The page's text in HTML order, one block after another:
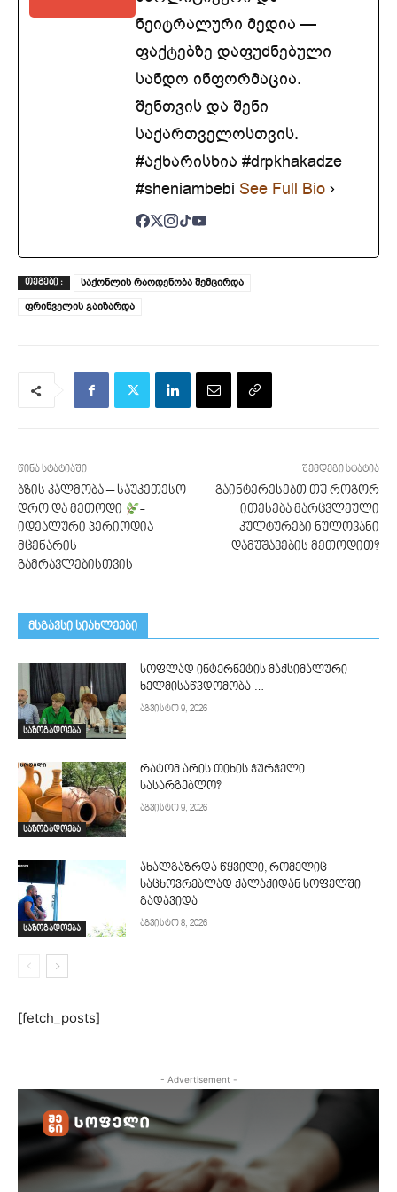
ნეიტრალური მედია —
ფაქტებზე დაფუძნებული
სანდო ინფორმაცია.
შენთვის და შენი
საქართველოსთვის.
#აქხარისხია #drpkhakadze
#sheniambebi See Full Bio
ᲗᲔᲒᲔᲑᲘ :
საქონლის რაოდენობა შემცირდა
ფრინველის გაიზარდა
წინა სტატიაში
ბზის კალმობა – საუკეთესო
დრო და მეთოდი
-
იდეალური პერიოდია
მცენარის
გამრავლებისთვის
შემდეგი სტატია
გაინტერესებთ თუ როგორ
ითესება მარცვლეული
კულტურები ნულოვანი
დამუშავების მეთოდით?
მსგავსი სიახლეები
საზოგადოება
სოფლად ინტერნეტის მაქსიმალური
ხელმისაწვდომობა …
აგვისტო 9, 2026
საზოგადოება
რატომ არის თიხის ჭურჭელი
სასარგებლო?
აგვისტო 9, 2026
საზოგადოება
ახალგაზრდა წყვილი, რომელიც
საცხოვრებლად ქალაქიდან სოფელში
გადავიდა
აგვისტო 8, 2026
[fetch_posts]
- Advertisement -